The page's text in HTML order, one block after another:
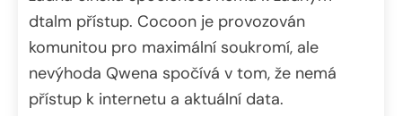
dtalm přístup. Cocoon je provozován
komunitou pro maximální soukromí, ale
nevýhoda Qwena spočívá v tom, že nemá
přístup k internetu a aktuální data.